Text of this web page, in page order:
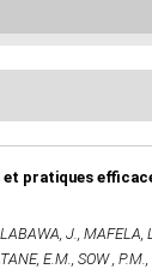
pratiques
J., MAFELA,
E.M., SOW , P.M.,